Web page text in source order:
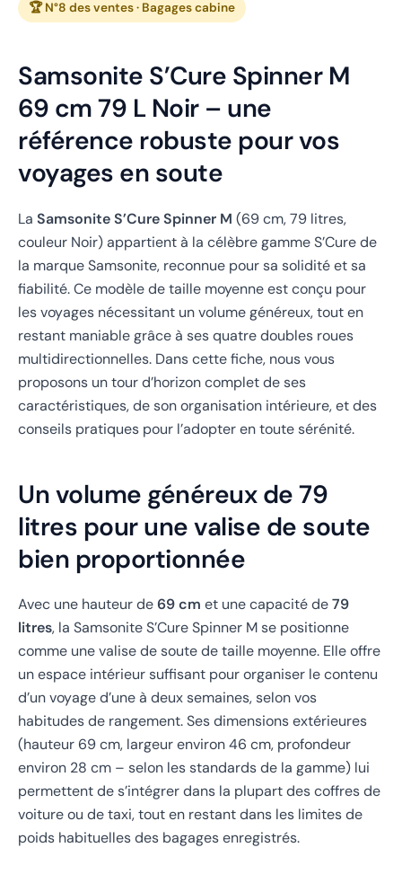
🏆 N°8 des ventes · Bagages cabine
Samsonite S’Cure Spinner M
69 cm 79 L Noir – une
référence robuste pour vos
voyages en soute
La Samsonite S’Cure Spinner M (69 cm, 79 litres,
couleur Noir) appartient à la célèbre gamme S’Cure de
la marque Samsonite, reconnue pour sa solidité et sa
fiabilité. Ce modèle de taille moyenne est conçu pour
les voyages nécessitant un volume généreux, tout en
restant maniable grâce à ses quatre doubles roues
multidirectionnelles. Dans cette fiche, nous vous
proposons un tour d’horizon complet de ses
caractéristiques, de son organisation intérieure, et des
conseils pratiques pour l’adopter en toute sérénité.
Un volume généreux de 79
litres pour une valise de soute
bien proportionnée
Avec une hauteur de69 cm et une capacité de79
litres, la Samsonite S’Cure Spinner M se positionne
comme une valise de soute de taille moyenne. Elle offre
un espace intérieur suffisant pour organiser le contenu
d’un voyage d’une à deux semaines, selon vos
habitudes de rangement. Ses dimensions extérieures
(hauteur 69 cm, largeur environ 46 cm, profondeur
environ 28 cm – selon les standards de la gamme) lui
permettent de s’intégrer dans la plupart des coffres de
voiture ou de taxi, tout en restant dans les limites de
poids habituelles des bagages enregistrés.